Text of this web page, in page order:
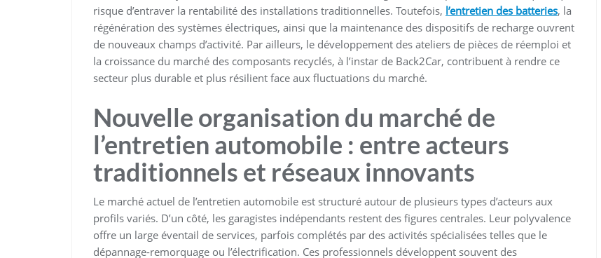
risque d’entraver la rentabilité des installations traditionnelles. Toutefois, l’entretien des batteries, la
régénération des systèmes électriques, ainsi que la maintenance des dispositifs de recharge ouvrent
de nouveaux champs d’activité. Par ailleurs, le développement des ateliers de pièces de réemploi et
la croissance du marché des composants recyclés, à l’instar de Back2Car, contribuent à rendre ce
secteur plus durable et plus résilient face aux fluctuations du marché.
Nouvelle organisation du marché de
l’entretien automobile : entre acteurs
traditionnels et réseaux innovants
Le marché actuel de l’entretien automobile est structuré autour de plusieurs types d’acteurs aux
profils variés. D’un côté, les garagistes indépendants restent des figures centrales. Leur polyvalence
offre un large éventail de services, parfois complétés par des activités spécialisées telles que le
dépannage-remorquage ou l’électrification. Ces professionnels développent souvent des